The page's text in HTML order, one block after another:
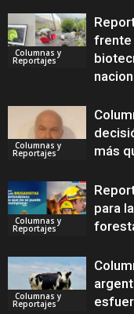
Columnas y
Reportajes
frente
Columnas y
Reportajes
más
Columnas y
Reportajes
para
Columnas y
Reportajes